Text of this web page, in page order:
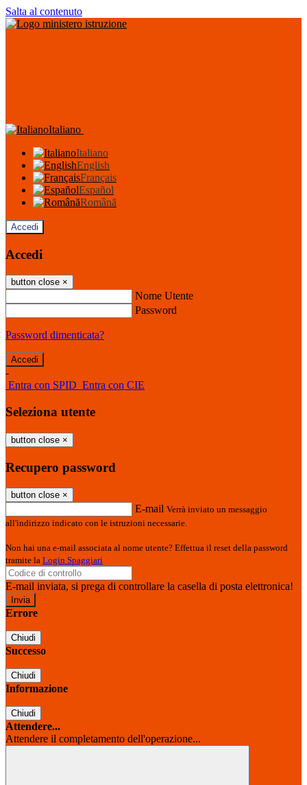
Salta al contenuto
Italiano
Italiano
English
Français
Español
Română
Accedi
Accedi
button close ×
Nome Utente
Password
Password dimenticata?
-
Entra con SPID Entra con CIE
Seleziona utente
button close ×
Recupero password
button close ×
E-mail Verrà inviato un messaggio
all'indirizzo indicato con le istruzioni necessarie.
Non hai una e-mail associata al nome utente? Effettua il reset della password
tramite la Login Spaggiari
E-mail inviata, si prega di controllare la casella di posta elettronica!
Errore
Chiudi
Successo
Chiudi
Informazione
Chiudi
Attendere...
Attendere il completamento dell'operazione...